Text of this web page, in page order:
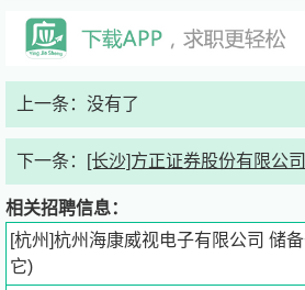
联系方式：秋女士13084190831；
女士19969362064
单位简介
泵专业生产厂，国家级高新技术企
泵业排名第十三位，大连市名牌产品
成员单位。积有28年设计、制造泵
目前我公司部分产品已达到国内外领
现有三个厂区，总占地面积14万平方
上一条：没有了
下一条： [长沙]方正证券股份有限公
相关招聘信息：
[杭州]杭州海康威视电子有限公司 储
它)